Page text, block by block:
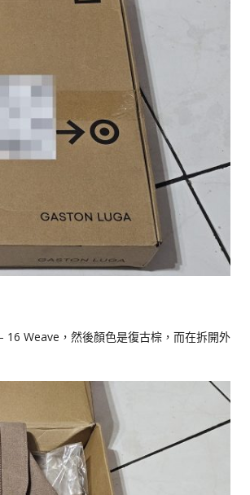
16 Weave，然後顏色是復古棕，而在拆開外